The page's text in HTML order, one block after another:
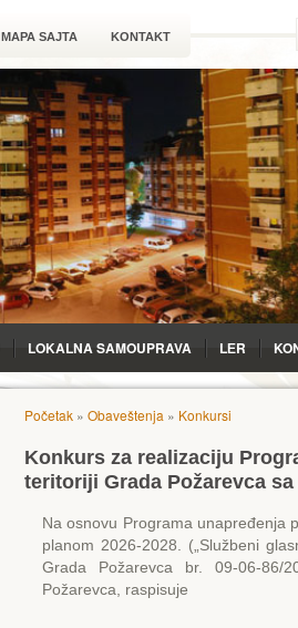
MAPA SAJTA KONTAKT
LOKALNA SAMOUPRAVA LЕR
Početak » Obaveštenja » Konkursi
Konkurs za realizaciju
teritoriji Grada Požarevca
Na osnovu Programa unapređenja
planom 2026-2028. („Službeni
Grada Požarevca br. 09-06-86/
Požarevca, raspisuje